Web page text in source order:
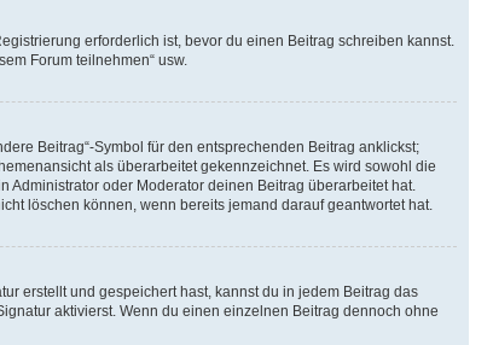
erforderlich ist, bevor du einen Beitrag schreiben kannst.
Forum teilnehmen“ usw.
Beitrag“-Symbol für den entsprechenden Beitrag anklickst;
als überarbeitet gekennzeichnet. Es wird sowohl die
oder Moderator deinen Beitrag überarbeitet hat.
löschen können, wenn bereits jemand darauf geantwortet hat.
erstellt und gespeichert hast, kannst du in jedem Beitrag das
aktivierst. Wenn du einen einzelnen Beitrag dennoch ohne